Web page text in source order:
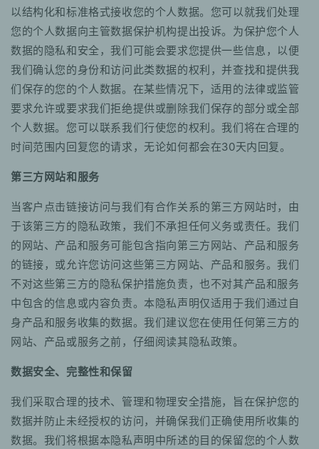
以结构化和标准格式接收您的个人数据。您可以就我们处理
您的个人数据向主管数据保护机构提出投诉。为保护您个人
数据的隐私和安全，我们可能会要求您提供一些信息，以便
我们确认您的身份和访问此类数据的权利，并查找和提供我
们保存的您的个人数据。在某些情况下，适用的法律或监管
要求允许或要求我们拒绝提供或删除我们保存的部分或全部
个人数据。您可以联系我们行使您的权利。我们将在合理的
时间范围内回复您的请求，无论如何都会在30天内回复。
第三方网站和服务
当客户点击链接访问与我们有合作关系的第三方网站时，由
于该第三方的隐私政策，我们不承担任何义务或责任。我们
的网站、产品和服务可能包含指向第三方网站、产品和服务
的链接，或允许您访问这些第三方网站、产品和服务。我们
不对这些第三方的隐私保护措施负责，也不对其产品和服务
中包含的信息或内容负责。本隐私声明仅适用于我们通过自
身产品和服务收集的数据。我们建议您在使用任何第三方的
网站、产品或服务之前，仔细阅读其隐私政策。
数据安全、完整性和保留
我们采取合理的技术、管理和物理安全措施，旨在保护您的
数据并防止未经授权的访问，并确保我们正确使用所收集的
数据。我们将根据本隐私声明中所述的目的保留您的个人数